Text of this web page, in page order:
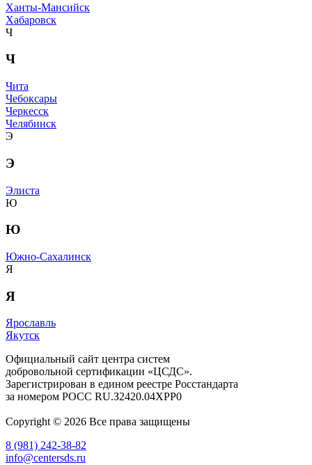
Ханты-Мансийск
Хабаровск
Ч
Ч
Чита
Чебоксары
Черкесск
Челябинск
Э
Э
Элиста
Ю
Ю
Южно-Сахалинск
Я
Я
Ярославль
Якутск
Официальный сайт центра систем
добровольной сертификации «ЦСДС».
Зарегистрирован в едином реестре Росстандарта
за номером РОСС RU.З2420.04ХРР0
Copyright © 2026 Все права защищены
8 (981) 242-38-82
info@centersds.ru